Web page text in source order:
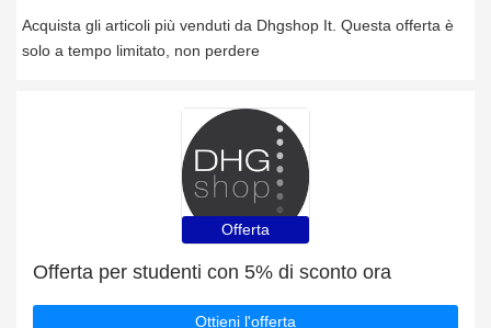
Acquista gli articoli più venduti da Dhgshop It. Questa offerta è
solo a tempo limitato, non perdere
Offerta
Offerta per studenti con 5% di sconto ora
Ottieni l'offerta